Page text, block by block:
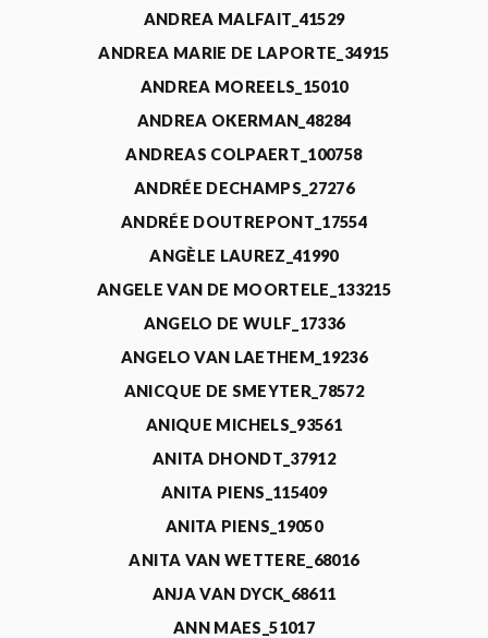
ANDREA MALFAIT_41529
ANDREA MARIE DE LAPORTE_34915
ANDREA MOREELS_15010
ANDREA OKERMAN_48284
ANDREAS COLPAERT_100758
ANDRÉE DECHAMPS_27276
ANDRÉE DOUTREPONT_17554
ANGÈLE LAUREZ_41990
ANGELE VAN DE MOORTELE_133215
ANGELO DE WULF_17336
ANGELO VAN LAETHEM_19236
ANICQUE DE SMEYTER_78572
ANIQUE MICHELS_93561
ANITA DHONDT_37912
ANITA PIENS_115409
ANITA PIENS_19050
ANITA VAN WETTERE_68016
ANJA VAN DYCK_68611
ANN MAES_51017